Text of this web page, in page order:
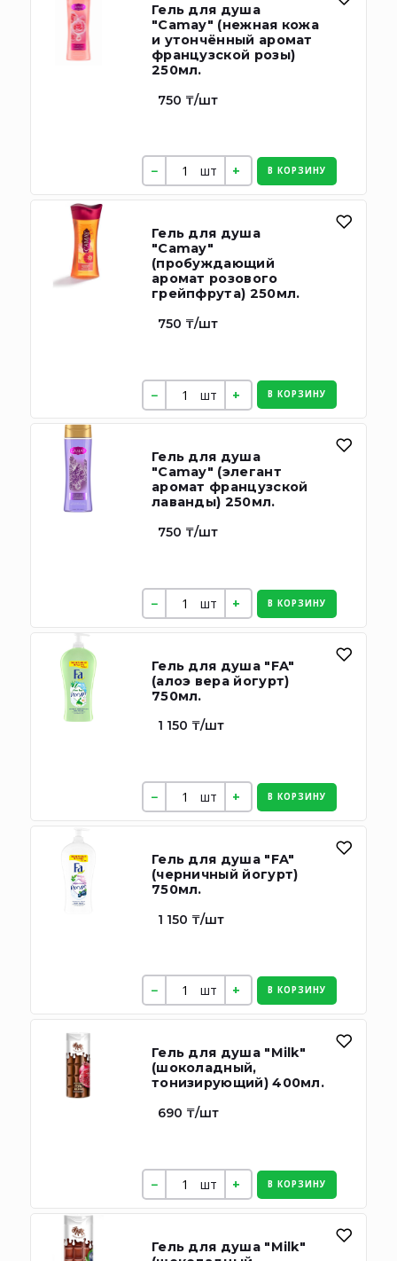
Гель для душа
"Camay" (нежная кожа
и утончённый аромат
французской розы)
250мл.
750 ₸/шт
шт В КОРЗИНУ
Гель для душа
"Camay"
(пробуждающий
аромат розового
грейпфрута) 250мл.
750 ₸/шт
шт В КОРЗИНУ
Гель для душа
"Camay" (элегант
аромат французской
лаванды) 250мл.
750 ₸/шт
шт В КОРЗИНУ
Гель для душа "FA"
(алоэ вера йогурт)
750мл.
1 150 ₸/шт
шт В КОРЗИНУ
Гель для душа "FA"
(черничный йогурт)
750мл.
1 150 ₸/шт
шт В КОРЗИНУ
Гель для душа "Milk"
(шоколадный,
тонизирующий) 400мл.
690 ₸/шт
шт В КОРЗИНУ
Гель для душа "Milk"